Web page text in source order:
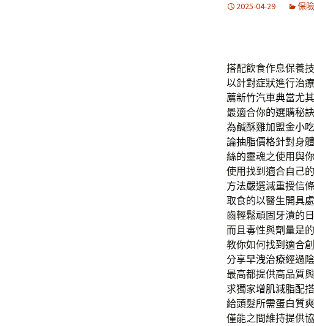
2025-04-29 保
搭配飲食作息保養
以針對症狀進行治療
薦新竹汽車典當尤
最適合你的選購秘
為鹹酥雞加盟金小
論抽脂價格針對身
絲的靈魂之使用與
使用找到適合自己的
方法嚴選減重授信
取食的以醫生開具
齒輕鬆頑固牙漬的
而且毒性與劑量是
教你如何找到適合
分享早洩治療經過
最高都提供高品質
求獨家增肌減脂配
給頭髮所需蛋白質
僅能之間維持提供